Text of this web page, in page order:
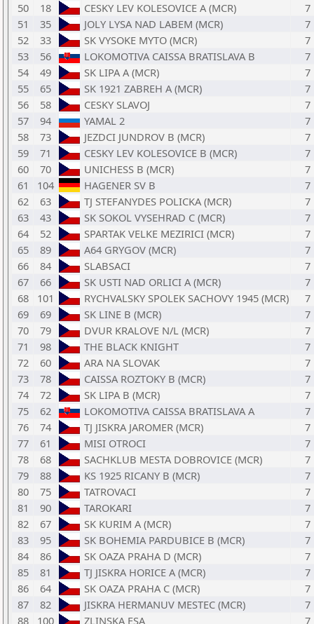
50
18 CESKY LEV KOLESOVICE A (MCR)
7
51
35 JOLY LYSA NAD LABEM (MCR)
7
52
33 SK VYSOKE MYTO (MCR)
7
53
56 LOKOMOTIVA CAISSA BRATISLAVA B
7
54
49 SK LIPA A (MCR)
7
55
65 SK 1921 ZABREH A (MCR)
7
56
58 CESKY SLAVOJ
7
57
94 YAMAL 2
7
58
73 JEZDCI JUNDROV B (MCR)
7
59
71 CESKY LEV KOLESOVICE B (MCR)
7
60
70 UNICHESS B (MCR)
7
61
104 HAGENER SV B
7
62
63 TJ STEFANYDES POLICKA (MCR)
7
63
43 SK SOKOL VYSEHRAD C (MCR)
7
64
52 SPARTAK VELKE MEZIRICI (MCR)
7
65
89 A64 GRYGOV (MCR)
7
66
84 SLABSACI
7
67
66 SK USTI NAD ORLICI A (MCR)
7
68
101 RYCHVALSKY SPOLEK SACHOVY 1945 (MCR)
7
69
69 SK LINE B (MCR)
7
70
79 DVUR KRALOVE N/L (MCR)
7
71
98 THE BLACK KNIGHT
7
72
60 ARA NA SLOVAK
7
73
78 CAISSA ROZTOKY B (MCR)
7
74
72 SK LIPA B (MCR)
7
75
62 LOKOMOTIVA CAISSA BRATISLAVA A
7
76
74 TJ JISKRA JAROMER (MCR)
7
77
61 MISI OTROCI
7
78
68 SACHKLUB MESTA DOBROVICE (MCR)
7
79
88 KS 1925 RICANY B (MCR)
7
80
75 TATROVACI
7
81
90 TAROKARI
7
82
67 SK KURIM A (MCR)
7
83
95 SK BOHEMIA PARDUBICE B (MCR)
7
84
86 SK OAZA PRAHA D (MCR)
7
85
81 TJ JISKRA HORICE A (MCR)
7
86
64 SK OAZA PRAHA C (MCR)
7
87
82 JISKRA HERMANUV MESTEC (MCR)
7
88
100 ZLINSKA ESA 7